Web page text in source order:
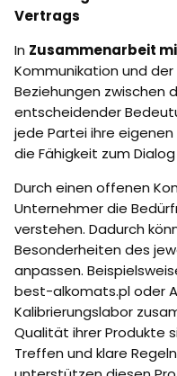
Vertrags
In Zusammenarbeit
Kommunikation und
Beziehungen zwischen
entscheidender
jede Partei ihre
die Fähigkeit zum
Durch einen offenen
Unternehmer die
verstehen. Dadurch
Besonderheiten des
anpassen.
best-alkomats.pl oder
Kalibrierungslabor
Qualität ihrer Produkte
Treffen und klare